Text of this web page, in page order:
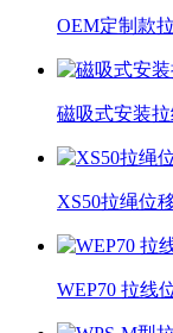
OEM定制款
磁吸式安装
XS50拉绳位
WEP70 拉线